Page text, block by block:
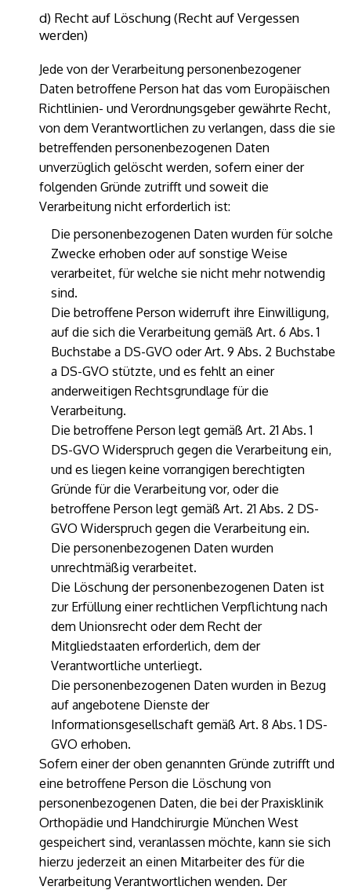
d) Recht auf Löschung (Recht auf Vergessen
werden)
Jede von der Verarbeitung personenbezogener
Daten betroffene Person hat das vom Europäischen
Richtlinien- und Verordnungsgeber gewährte Recht,
von dem Verantwortlichen zu verlangen, dass die sie
betreffenden personenbezogenen Daten
unverzüglich gelöscht werden, sofern einer der
folgenden Gründe zutrifft und soweit die
Verarbeitung nicht erforderlich ist:
Die personenbezogenen Daten wurden für solche
Zwecke erhoben oder auf sonstige Weise
verarbeitet, für welche sie nicht mehr notwendig
sind.
Die betroffene Person widerruft ihre Einwilligung,
auf die sich die Verarbeitung gemäß Art. 6 Abs. 1
Buchstabe a DS-GVO oder Art. 9 Abs. 2 Buchstabe
a DS-GVO stützte, und es fehlt an einer
anderweitigen Rechtsgrundlage für die
Verarbeitung.
Die betroffene Person legt gemäß Art. 21 Abs. 1
DS-GVO Widerspruch gegen die Verarbeitung ein,
und es liegen keine vorrangigen berechtigten
Gründe für die Verarbeitung vor, oder die
betroffene Person legt gemäß Art. 21 Abs. 2 DS-
GVO Widerspruch gegen die Verarbeitung ein.
Die personenbezogenen Daten wurden
unrechtmäßig verarbeitet.
Die Löschung der personenbezogenen Daten ist
zur Erfüllung einer rechtlichen Verpflichtung nach
dem Unionsrecht oder dem Recht der
Mitgliedstaaten erforderlich, dem der
Verantwortliche unterliegt.
Die personenbezogenen Daten wurden in Bezug
auf angebotene Dienste der
Informationsgesellschaft gemäß Art. 8 Abs. 1 DS-
GVO erhoben.
Sofern einer der oben genannten Gründe zutrifft und
eine betroffene Person die Löschung von
personenbezogenen Daten, die bei der Praxisklinik
Orthopädie und Handchirurgie München West
gespeichert sind, veranlassen möchte, kann sie sich
hierzu jederzeit an einen Mitarbeiter des für die
Verarbeitung Verantwortlichen wenden. Der